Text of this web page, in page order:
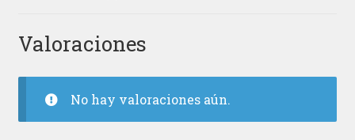
Valoraciones
No hay valoraciones aún.